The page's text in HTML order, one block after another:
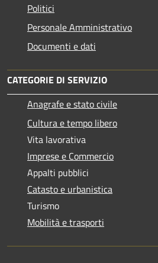
Politici
Personale Amministrativo
Documenti e dati
CATEGORIE DI SERVIZIO
Anagrafe e stato civile
Cultura e tempo libero
Vita lavorativa
Imprese e Commercio
Appalti pubblici
Catasto e urbanistica
Turismo
Mobilità e trasporti